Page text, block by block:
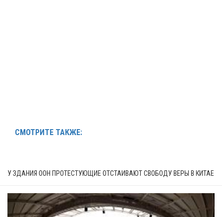
СМОТРИТЕ ТАКЖЕ:
У ЗДАНИЯ ООН ПРОТЕСТУЮЩИЕ ОТСТАИВАЮТ СВОБОДУ ВЕРЫ В КИТАЕ